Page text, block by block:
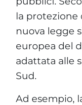
la protezione
nuova legge
europea del
adattata alle
Sud.
Ad esempio,